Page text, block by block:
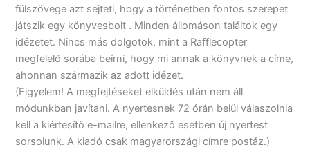
fülszövege azt sejteti, hogy a történetben fontos szerepet
játszik egy könyvesbolt . Minden állomáson találtok egy
idézetet. Nincs más dolgotok, mint a Rafflecopter
megfelelő sorába beírni, hogy mi annak a könyvnek a címe,
ahonnan származik az adott idézet.
(Figyelem! A megfejtéseket elküldés után nem áll
módunkban javítani. A nyertesnek 72 órán belül válaszolnia
kell a kiértesítő e-mailre, ellenkező esetben új nyertest
sorsolunk. A kiadó csak magyarországi címre postáz.)